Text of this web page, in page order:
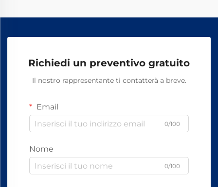
Richiedi un preventivo gratuito
Il nostro rappresentante ti contatterà a breve.
Email
0/100
Nome
0/100